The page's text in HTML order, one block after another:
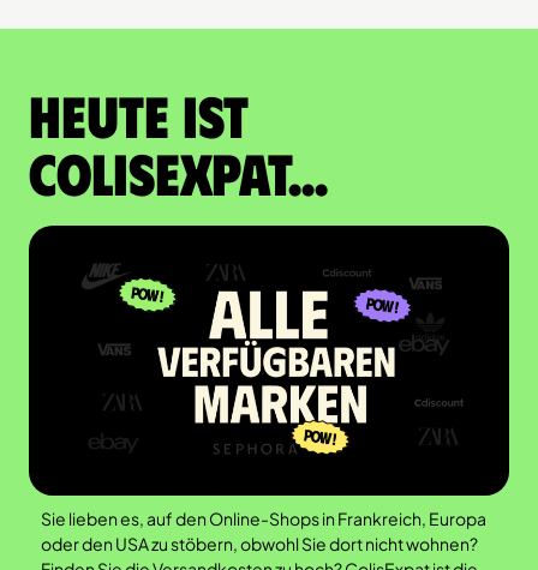
Heute ist
Colisexpat...
Sie lieben es, auf den Online-Shops in Frankreich, Europa
oder den USA zu stöbern, obwohl Sie dort nicht wohnen?